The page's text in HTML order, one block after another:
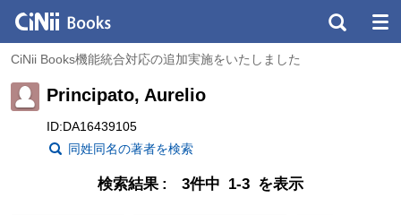
CiNii Books機能統合対応の追加実施をいたしました
Principato, Aurelio
ID:DA16439105
同姓同名の著者を検索
検索結果 3件中 1-3 を表示